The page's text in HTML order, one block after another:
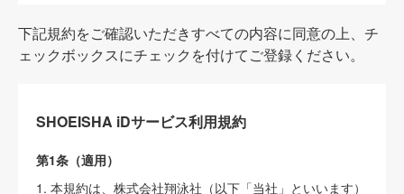
下記規約をご確認いただきすべての内容に同意の上、チ
ェックボックスにチェックを付けてご登録ください。
SHOEISHA iDサービス利用規約
第1条（適用）
1. 本規約は、株式会社翔泳社（以下「当社」といいます）